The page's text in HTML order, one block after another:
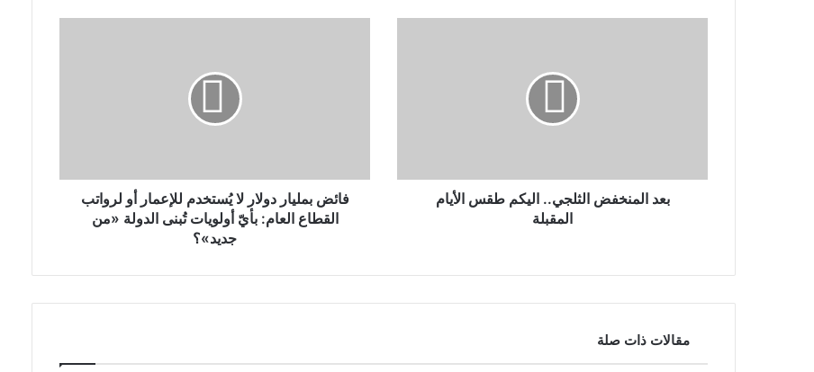
فائض بمليار دولار لا يُستخدم للإعمار أو لرواتب
القطاع العام: بأيّ أولويات تُبنى الدولة «من
جديد»؟
بعد المنخفض الثلجي.. اليكم طقس الأيام
المقبلة
مقالات ذات صلة